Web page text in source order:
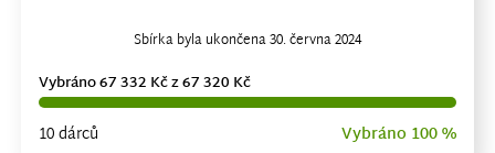
Sbírka byla ukončena 30. června 2024
10 dárců Vybráno 100 %
Vybráno 67 332 Kč z 67 320 Kč